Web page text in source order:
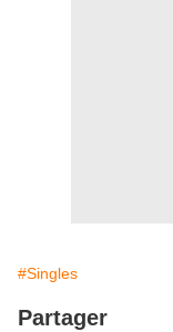
#Singles
Partager